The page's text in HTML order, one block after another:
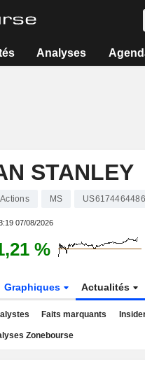
Analyses
STANLEY
Actions MS US6174464486
07/08/2026
%
Graphiques Actualités
Faits marquants
Zonebourse